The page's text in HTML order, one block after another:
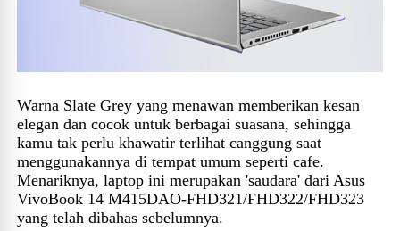
Warna Slate Grey yang menawan memberikan kesan
elegan dan cocok untuk berbagai suasana, sehingga
kamu tak perlu khawatir terlihat canggung saat
menggunakannya di tempat umum seperti cafe.
Menariknya, laptop ini merupakan 'saudara' dari Asus
VivoBook 14 M415DAO-FHD321/FHD322/FHD323
yang telah dibahas sebelumnya.